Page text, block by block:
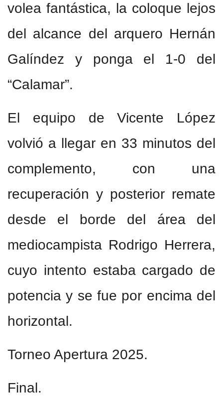
volea fantástica, la coloque lejos
del alcance del arquero Hernán
Galíndez y ponga el 1-0 del
“Calamar”.
El equipo de Vicente López
volvió a llegar en 33 minutos del
complemento, con una
recuperación y posterior remate
desde el borde del área del
mediocampista Rodrigo Herrera,
cuyo intento estaba cargado de
potencia y se fue por encima del
horizontal.
Torneo Apertura 2025.
Final.